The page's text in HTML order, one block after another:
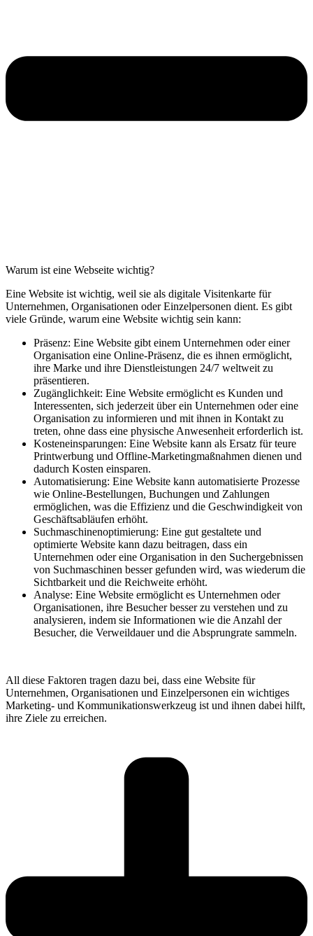
Warum ist eine Webseite wichtig?
Eine Website ist wichtig, weil sie als digitale Visitenkarte für
Unternehmen, Organisationen oder Einzelpersonen dient. Es gibt
viele Gründe, warum eine Website wichtig sein kann:
Präsenz: Eine Website gibt einem Unternehmen oder einer
Organisation eine Online-Präsenz, die es ihnen ermöglicht,
ihre Marke und ihre Dienstleistungen 24/7 weltweit zu
präsentieren.
Zugänglichkeit: Eine Website ermöglicht es Kunden und
Interessenten, sich jederzeit über ein Unternehmen oder eine
Organisation zu informieren und mit ihnen in Kontakt zu
treten, ohne dass eine physische Anwesenheit erforderlich ist.
Kosteneinsparungen: Eine Website kann als Ersatz für teure
Printwerbung und Offline-Marketingmaßnahmen dienen und
dadurch Kosten einsparen.
Automatisierung: Eine Website kann automatisierte Prozesse
wie Online-Bestellungen, Buchungen und Zahlungen
ermöglichen, was die Effizienz und die Geschwindigkeit von
Geschäftsabläufen erhöht.
Suchmaschinenoptimierung: Eine gut gestaltete und
optimierte Website kann dazu beitragen, dass ein
Unternehmen oder eine Organisation in den Suchergebnissen
von Suchmaschinen besser gefunden wird, was wiederum die
Sichtbarkeit und die Reichweite erhöht.
Analyse: Eine Website ermöglicht es Unternehmen oder
Organisationen, ihre Besucher besser zu verstehen und zu
analysieren, indem sie Informationen wie die Anzahl der
Besucher, die Verweildauer und die Absprungrate sammeln.
All diese Faktoren tragen dazu bei, dass eine Website für
Unternehmen, Organisationen und Einzelpersonen ein wichtiges
Marketing- und Kommunikationswerkzeug ist und ihnen dabei hilft,
ihre Ziele zu erreichen.